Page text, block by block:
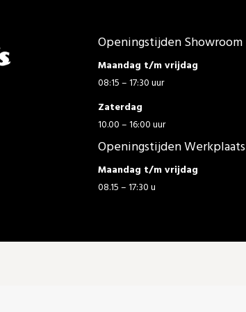
Openingstijden Showroom
Maandag t/m vrijdag
08:15 – 17:30 uur
Zaterdag
10.00 – 16:00 uur
Openingstijden Werkplaats
Maandag t/m vrijdag
08.15 – 17:30 u